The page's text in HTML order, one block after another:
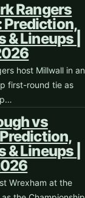
Rangers
Prediction,
& Lineups |
host Millwall in an
first-round tie as
vs
& Lineups |
Wrexham at the